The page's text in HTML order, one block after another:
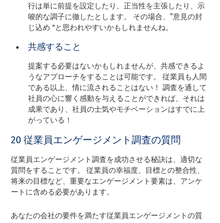
行は単に前提を設定したり、正当性を主張したり、示
唆的な調子に徹したとします。 その場合、”意見の封
じ込め “と思われやすいかもしれませんね。
共感すること
提案する必要はないかもしれませんが、共感できるよ
うなアプローチをすることは可能です。 従業員も人間
である以上、情に流されることはない！ 調査を通して
社員の心に響く感動を与えることができれば、それは
成果であり、社員の士気やモチベーションはすでに上
がっている！
20 従業員エンゲージメント調査の質問
従業員エンゲージメント調査を成功させる秘訣は、適切な
質問をすることです。 従業員の幸福度、目標との整合性、
将来の目標など、重要なエンゲージメント要素は、アンケ
ートに含める必要があります。
あなたの会社の要件を満たす従業員エンゲージメントの質